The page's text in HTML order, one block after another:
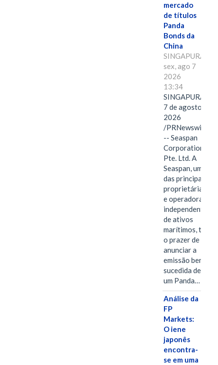
mercado
de títulos
Panda
Bonds da
China
SINGAPURA,
sex, ago 7
2026
13:34
SINGAPURA,
7 de agosto de
2026
/PRNewswire/
-- Seaspan
Corporation
Pte. Ltd. A
Seaspan, uma
das principais
proprietárias
e operadoras
independentes
de ativos
marítimos, tem
o prazer de
anunciar a
emissão bem-
sucedida de
um Panda…
Análise da
FP
Markets:
O iene
japonês
encontra-
se em uma